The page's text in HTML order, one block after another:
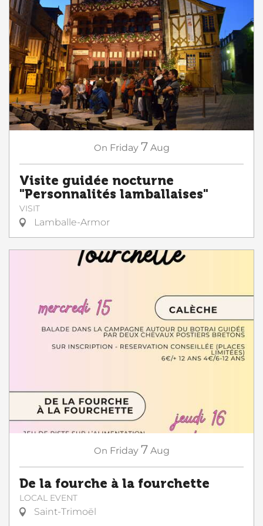
On Friday 7 Aug
Visite guidée nocturne
"Personnalités lamballaises"
VISIT
Lamballe-Armor
On Friday 7 Aug
De la fourche à la fourchette
LOCAL EVENT
Saint-Trimoël